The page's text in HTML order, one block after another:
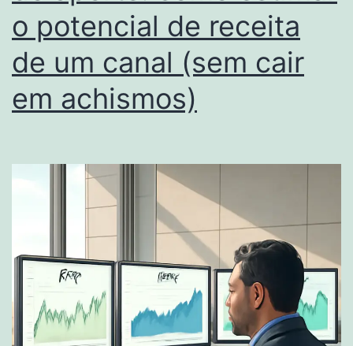
o potencial de receita
de um canal (sem cair
em achismos)